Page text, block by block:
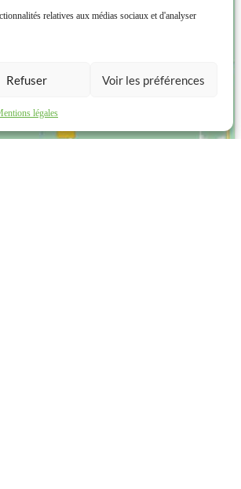
relatives aux médias sociaux et d'analyser
Refuser Voir les préférences
légales